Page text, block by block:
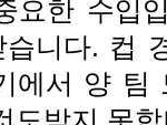
요한 수입
습니다. 컵
에서 양 팀